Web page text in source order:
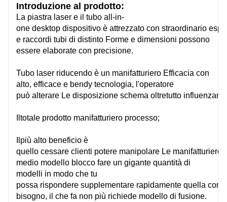
Introduzione al prodotto:
La piastra laser e il tubo all-in-
one desktop dispositivo è attrezzato con straordinario
e raccordi tubi di distinto Forme e dimensioni possono
essere elaborate con precisione.
Tubo laser riducendo è un manifatturiero Efficacia con
alto, efficace e bendy tecnologia, l'operatore
può alterare Le disposizione schema oltretutto
totale prodotto manifatturiero processo;
più alto beneficio è
quello cessare clienti potere manipolare Le manifatturiero
​​medio modello blocco fare un gigante quantità di
modelli in modo che tu
possa rispondere supplementare rapidamente quella
bisogno, il che fa non più richiede modello di fusione.